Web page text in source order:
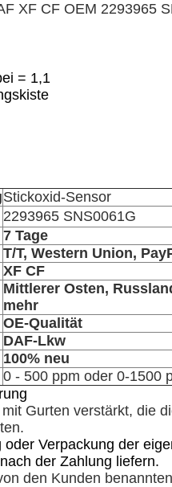
XF CF OEM 2293965
= 1,1
Stickoxid-Sensor
2293965 SNS0061G
7 Tage
T/T, Western Union,
XF CF
Mittlerer Osten,
mehr
OE-Qualität
DAF-Lkw
100% neu
0 - 500 ppm oder 0-1500
Gurten verstärkt, die
Verpackung der
der Zahlung liefern.
den Kunden